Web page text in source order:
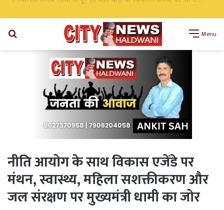
Menu
नीति आयोग के साथ विकास एजेंडे पर
मंथन, स्वास्थ्य, महिला सशक्तीकरण और
जल संरक्षण पर मुख्यमंत्री धामी का जोर